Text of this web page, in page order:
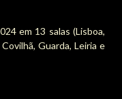
em 13 salas (Lisboa,
Guarda, Leiria e